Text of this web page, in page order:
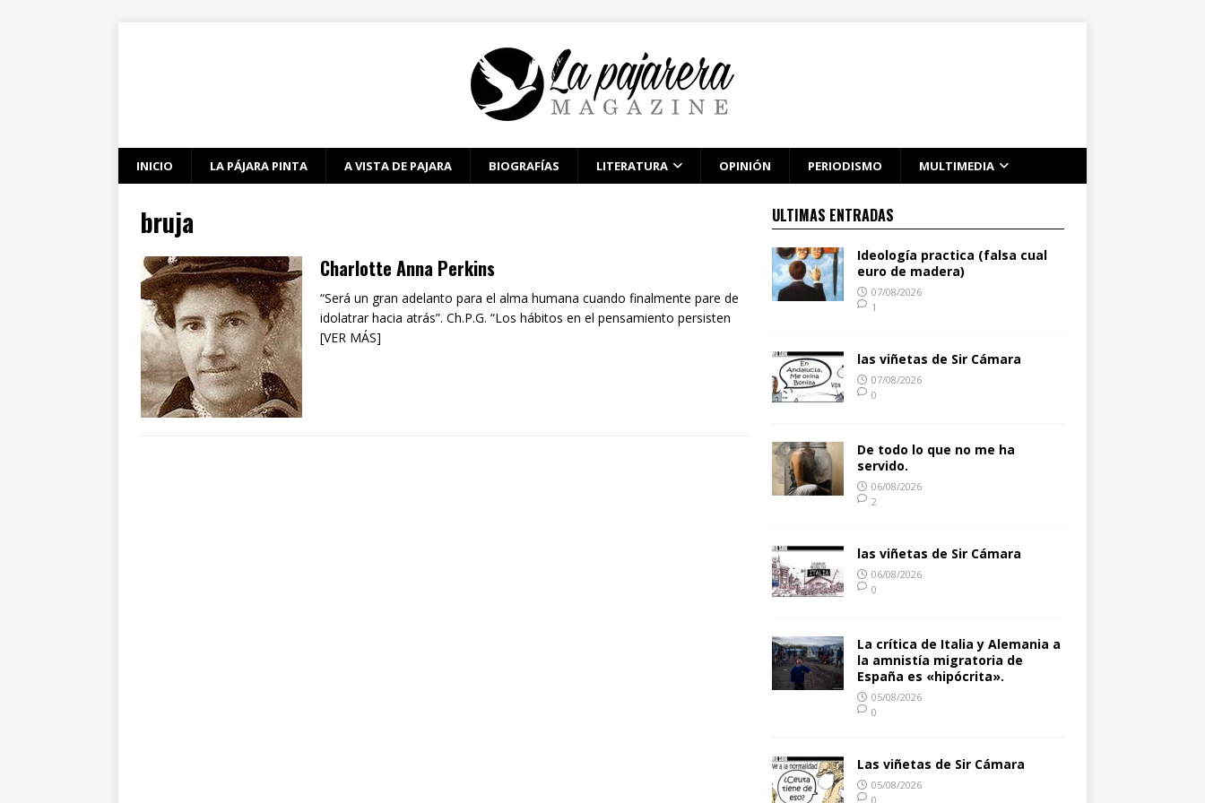
INICIO LA PÁJARA PINTA A VISTA DE PAJARA BIOGRAFÍAS LITERATURA OPINIÓN PERIODISMO MULTIMEDIA
bruja
Charlotte Anna Perkins
“Será un gran adelanto para el alma humana cuando finalmente pare de
idolatrar hacia atrás”. Ch.P.G. “Los hábitos en el pensamiento persisten
[VER MÁS]
ULTIMAS ENTRADAS
Ideología practica (falsa cual
euro de madera)
07/08/2026
1
las viñetas de Sir Cámara
07/08/2026
0
De todo lo que no me ha
servido.
06/08/2026
2
las viñetas de Sir Cámara
06/08/2026
0
La crítica de Italia y Alemania a
la amnistía migratoria de
España es «hipócrita».
05/08/2026
0
Las viñetas de Sir Cámara
05/08/2026
0